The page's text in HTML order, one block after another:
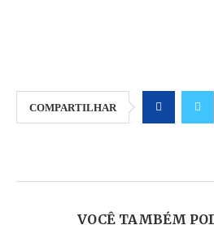
COMPARTILHAR
VOCÊ TAMBÉM